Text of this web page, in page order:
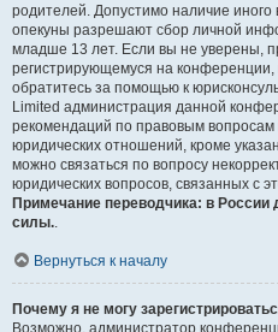
родителей. Допустимо наличие иного
опекуны разрешают сбор личной
младше 13 лет. Если вы не уверены,
регистрирующемуся на
обратитесь за помощью к
Limited администрация данной
рекомендаций по правовым вопросам
юридических отношений, кроме
можно связаться по вопросу
юридических вопросов, связанных с
Примечание переводчика: в
силы..
Вернуться к началу
Почему я не могу
Возможно, администратор